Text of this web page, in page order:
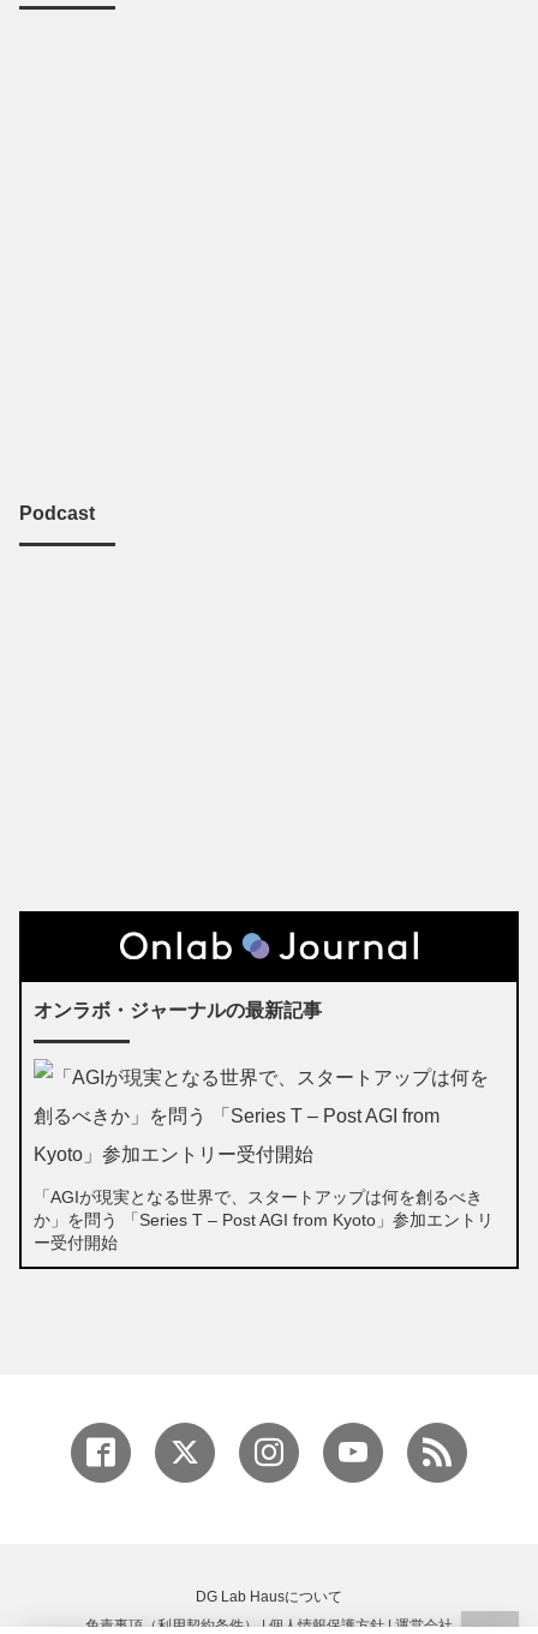
Podcast
オンラボ・ジャーナルの最新記事
「AGIが現実となる世界で、スタートアップは何を創るべき
か」を問う 「Series T – Post AGI from Kyoto」参加エントリ
ー受付開始
DG Lab Hausについて
免責事項（利用契約条件）|個人情報保護方針|運営会社